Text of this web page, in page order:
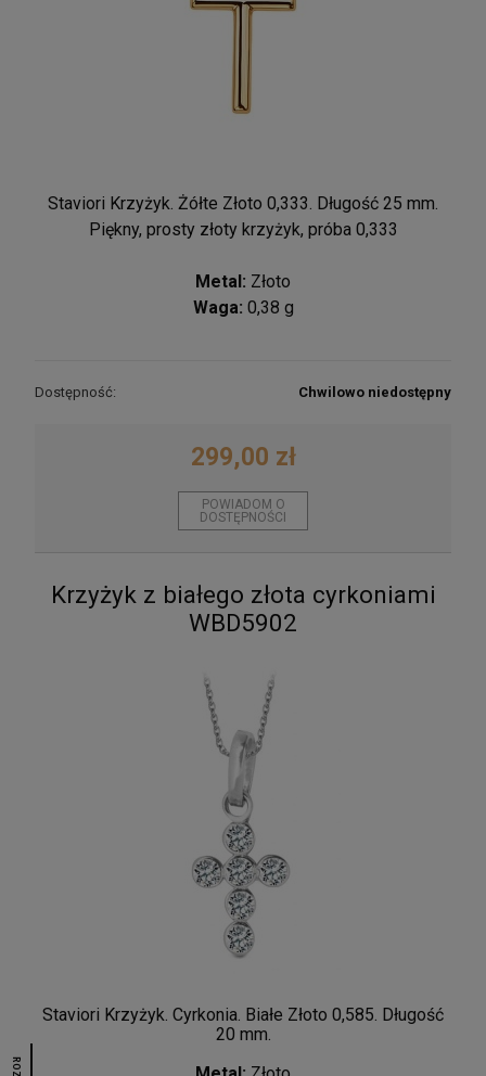
Staviori Krzyżyk. Żółte Złoto 0,333. Długość 25 mm.
Piękny, prosty złoty krzyżyk, próba 0,333
Metal: Złoto
Waga: 0,38 g
Dostępność: Chwilowo niedostępny
299,00 zł
POWIADOM O
DOSTĘPNOŚCI
Krzyżyk z białego złota cyrkoniami
WBD5902
Staviori Krzyżyk. Cyrkonia. Białe Złoto 0,585. Długość
20 mm.